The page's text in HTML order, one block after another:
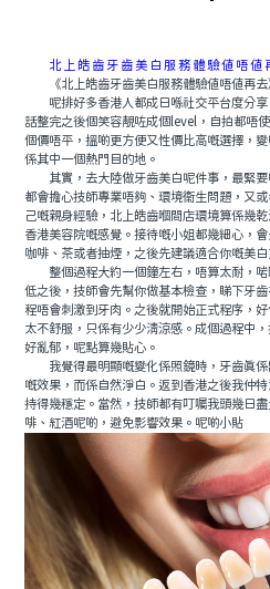
北上皓齒牙齒美白服務體驗值唔值
《北上皓齒牙齒美白服務體驗值唔值再去
呢排好多香港人都成日喺社交平台度分享
話整完之後個笑容靚咗成個level，自拍都唔
個價唔平，搵啲更方便又性價比高嘅選擇，
係其中一個熱門目的地。
其實，去大陸做牙齒美白呢件事，最緊要
都會擔心技師專業唔夠、環境衞生問題，又
己嘅親身經驗，北上皓齒嗰間店環境算係幾
香港美容院嘅感覺。接待嘅小姐都幾細心，
咖啡、茶或者抽煙，之後先建議適合你嘅美白
整個過程大約一個鐘左右，唔算太耐，啱
低之後，技師會先幫你做基本檢查，睇下牙
程唔會刺激到牙肉。之後就開始正式程序，
太不舒服，只係有少少清涼感。成個過程中
好亂郁，呢點算幾貼心。
我覺得最明顯嘅變化係照鏡時，牙齒真係
嘅效果，而係自然淨白。返到香港之後我仲
持得幾穩定。當然，技師都有叮囑我頭幾日
啡、紅酒呢啲，避免影響效果。呢啲小貼